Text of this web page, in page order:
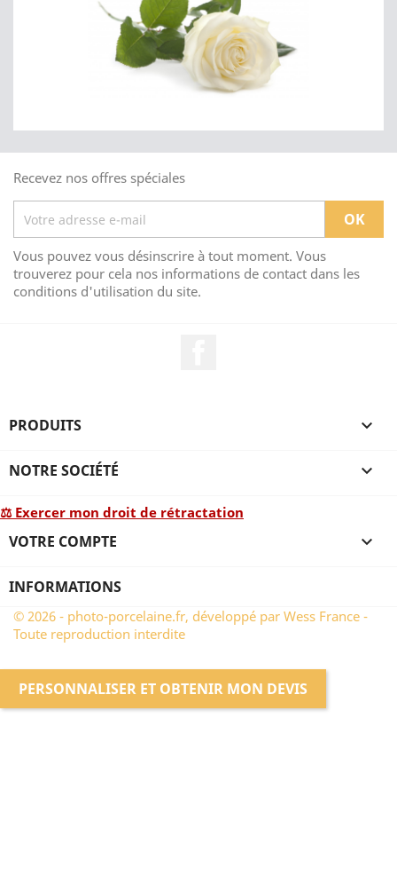
Recevez nos offres spéciales
Vous pouvez vous désinscrire à tout moment. Vous
trouverez pour cela nos informations de contact dans les
conditions d'utilisation du site.
PRODUITS 
NOTRE SOCIÉTÉ 
⚖ Exercer mon droit de rétractation
VOTRE COMPTE 
INFORMATIONS
© 2026 - photo-porcelaine.fr, développé par Wess France -
Toute reproduction interdite
PERSONNALISER ET OBTENIR MON DEVIS